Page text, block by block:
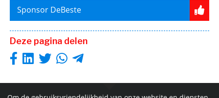
Sponsor DeBeste
Deze pagina delen